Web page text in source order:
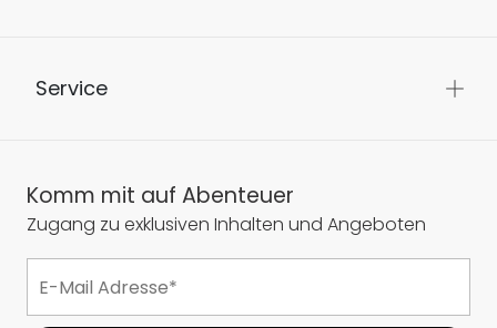
Service
Komm mit auf Abenteuer
Zugang zu exklusiven Inhalten und Angeboten